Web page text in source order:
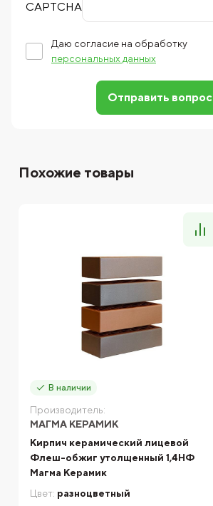
Даю согласие на обработку
персональных данных
Отправить вопрос
Похожие товары
В наличии
Производитель:
МАГМА КЕРАМИК
Кирпич керамический лицевой
Флеш-обжиг утолщенный 1,4НФ
Магма Керамик
Цвет: разноцветный